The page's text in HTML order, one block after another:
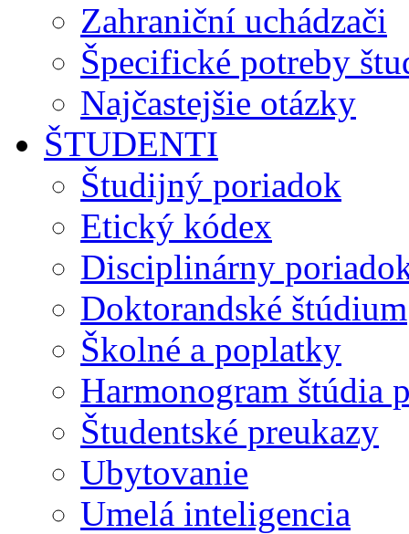
Zahraniční uchádzači
Špecifické potreby
Najčastejšie otázky
ŠTUDENTI
Študijný poriadok
Etický kódex
Disciplinárny
Doktorandské štúdium
Školné a poplatky
Harmonogram štúdia
Študentské preukazy
Ubytovanie
Umelá inteligencia